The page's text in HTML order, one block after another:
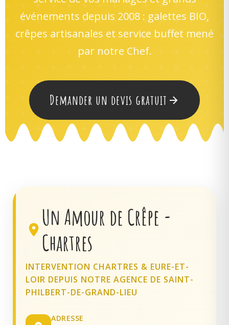
événements depuis 2008 : galettes BIO,
crêpes artisanales et service buffet mené
par notre Chef.
Demander un devis gratuit
Un Amour de Crêpe -
Chartres
INTERVENTION CHARTRES & EURE-ET-
LOIR DEPUIS NOTRE AGENCE DE SAINT-
PHILBERT-DE-GRAND-LIEU
ADRESSE